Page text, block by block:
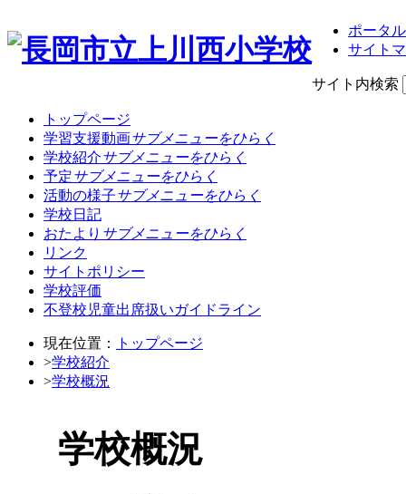
ポータ
サイト
サイト内検索
トップページ
学習支援動画サブメニューをひらく
学校紹介サブメニューをひらく
予定サブメニューをひらく
活動の様子サブメニューをひらく
学校日記
おたより サブメニューをひらく
リンク
サイトポリシー
学校評価
不登校児童出席扱いガイドライン
現在位置：
トップページ
>学校紹介
>学校概況
学校概況